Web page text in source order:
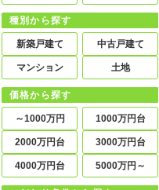
種別から探す
新築戸建て 中古戸建て
マンション 土地
価格から探す
～1000万円 1000万円台
2000万円台 3000万円台
4000万円台 5000万円～